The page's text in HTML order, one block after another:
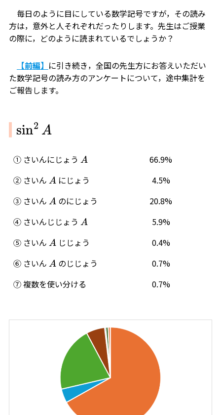
毎日のように目にしている数学記号ですが，その読み
方は，意外と人それぞれだったりします。先生はご授業
の際に，どのように読まれているでしょうか？
【前編】 に引き続き，全国の先生方にお答えいただい
た数学記号の読み方のアンケートについて，途中集計を
ご報告します。
sin2 A
① さいんにじょう A
66.9%
② さいん A にじょう
4.5%
③ さいん A のにじょう
20.8%
④ さいんじじょう A
5.9%
⑤ さいん A じじょう
0.4%
⑥ さいん A のじじょう
0.7%
⑦ 複数を使い分ける
0.7%